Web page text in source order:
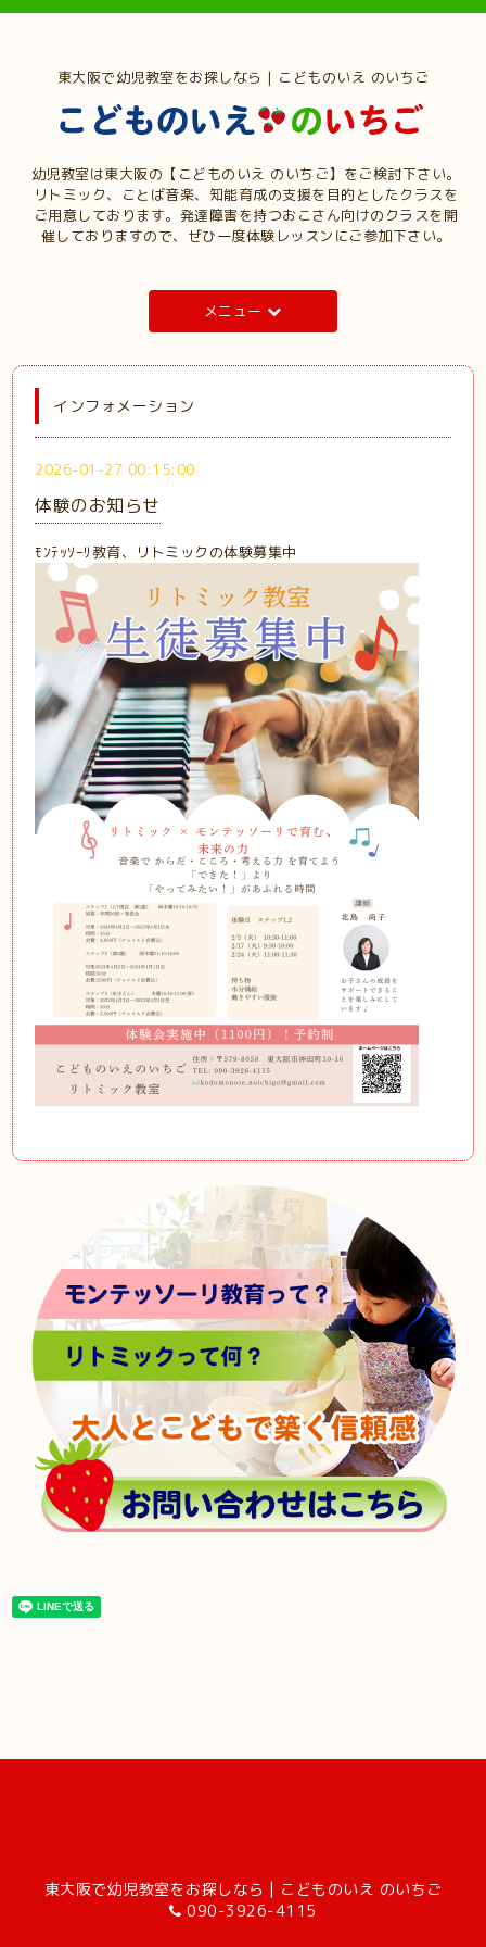
東大阪で幼児教室をお探しなら | こどものいえ のいちご
幼児教室は東大阪の【こどものいえ のいちご】をご検討下さい。
リトミック、ことば音楽、知能育成の支援を目的としたクラスを
ご用意しております。発達障害を持つおこさん向けのクラスを開
催しておりますので、ぜひ一度体験レッスンにご参加下さい。
メニュー
インフォメーション
2026-01-27 00:15:00
体験のお知らせ
ﾓﾝﾃｯｿｰﾘ教育、リトミックの体験募集中
東大阪で幼児教室をお探しなら | こどものいえ のいちご
090-3926-4115